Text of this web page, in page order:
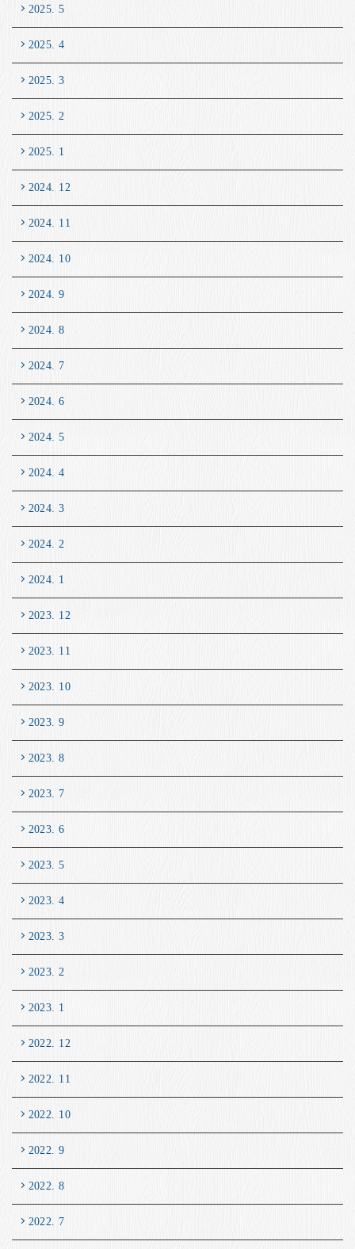
2025. 5
2025. 4
2025. 3
2025. 2
2025. 1
2024. 12
2024. 11
2024. 10
2024. 9
2024. 8
2024. 7
2024. 6
2024. 5
2024. 4
2024. 3
2024. 2
2024. 1
2023. 12
2023. 11
2023. 10
2023. 9
2023. 8
2023. 7
2023. 6
2023. 5
2023. 4
2023. 3
2023. 2
2023. 1
2022. 12
2022. 11
2022. 10
2022. 9
2022. 8
2022. 7